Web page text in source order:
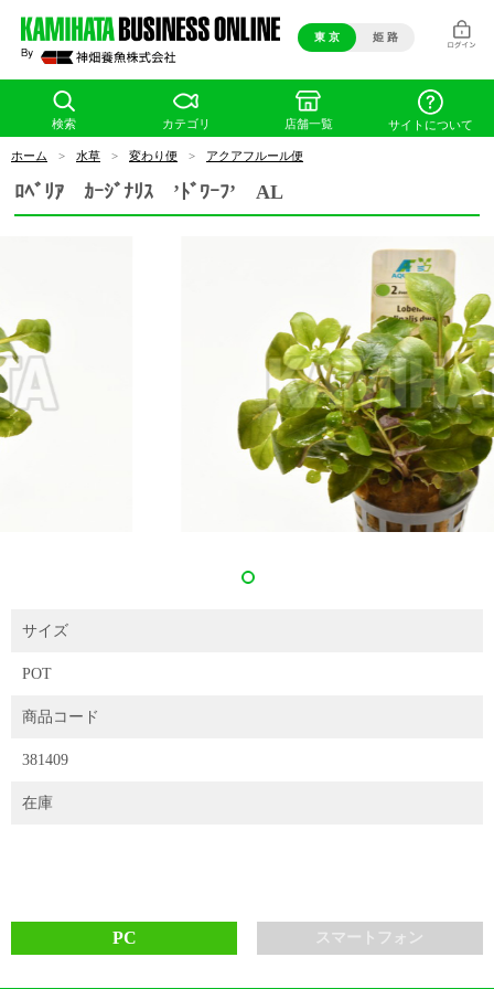
東 京 姫 路
検索 カテゴリ 店舗一覧 サイトについて
ホーム > 水草 > 変わり便 > アクアフルール便
ﾛﾍﾞﾘｱ ｶｰｼﾞﾅﾘｽ ’ﾄﾞﾜｰﾌ’ AL
サイズ
POT
商品コード
381409
在庫
スマートフォン
PC